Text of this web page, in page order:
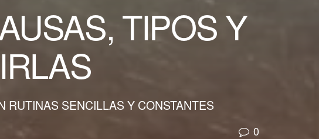
TIPOS Y
RUTINAS SENCILLAS Y CONSTANTES
0